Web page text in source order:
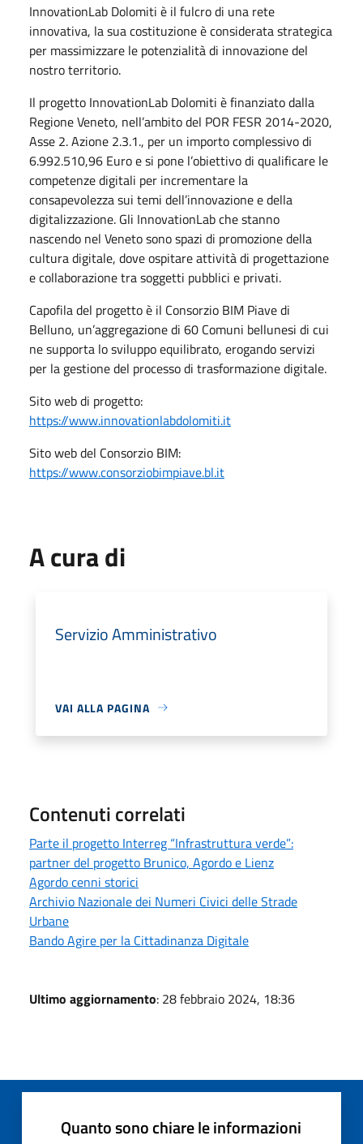
InnovationLab Dolomiti è il fulcro di una rete
innovativa, la sua costituzione è considerata strategica
per massimizzare le potenzialità di innovazione del
nostro territorio.
Il progetto InnovationLab Dolomiti è finanziato dalla
Regione Veneto, nell’ambito del POR FESR 2014-2020,
Asse 2. Azione 2.3.1., per un importo complessivo di
6.992.510,96 Euro e si pone l’obiettivo di qualificare le
competenze digitali per incrementare la
consapevolezza sui temi dell’innovazione e della
digitalizzazione. Gli InnovationLab che stanno
nascendo nel Veneto sono spazi di promozione della
cultura digitale, dove ospitare attività di progettazione
e collaborazione tra soggetti pubblici e privati.
Capofila del progetto è il Consorzio BIM Piave di
Belluno, un’aggregazione di 60 Comuni bellunesi di cui
ne supporta lo sviluppo equilibrato, erogando servizi
per la gestione del processo di trasformazione digitale.
Sito web di progetto:
https://www.innovationlabdolomiti.it
Sito web del Consorzio BIM:
https://www.consorziobimpiave.bl.it
A cura di
Servizio Amministrativo
VAI ALLA PAGINA
Contenuti correlati
Parte il progetto Interreg “Infrastruttura verde”:
partner del progetto Brunico, Agordo e Lienz
Agordo cenni storici
Archivio Nazionale dei Numeri Civici delle Strade
Urbane
Bando Agire per la Cittadinanza Digitale
Ultimo aggiornamento: 28 febbraio 2024, 18:36
Quanto sono chiare le informazioni